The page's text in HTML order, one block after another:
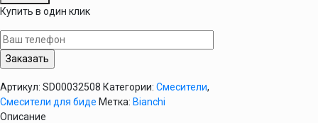
для
биде
Bianchi
Europe
Купить в один клик
Артикул: SD00032508 Категории: Смесители,
Смесители для биде Метка: Bianchi
Описание